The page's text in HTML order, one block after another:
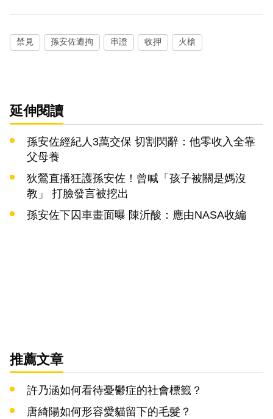
禁見 孫安佐遭拘 串證 收押 火槍
延伸閱讀
孫安佐經紀人3萬交保 切割閃辭：他零收入全靠
父母養
狄鶯直播狂護孫安佐！曾喊「孩子被關是媽沒
教」 打臉發言被挖出
孫安佐下囚車畫面曝 陳沂酸：應由NASA收編
推薦文章
許乃涵如何看待憂鬱症的社會標籤？
唐綺陽如何形容愛貓留下的毛髮？